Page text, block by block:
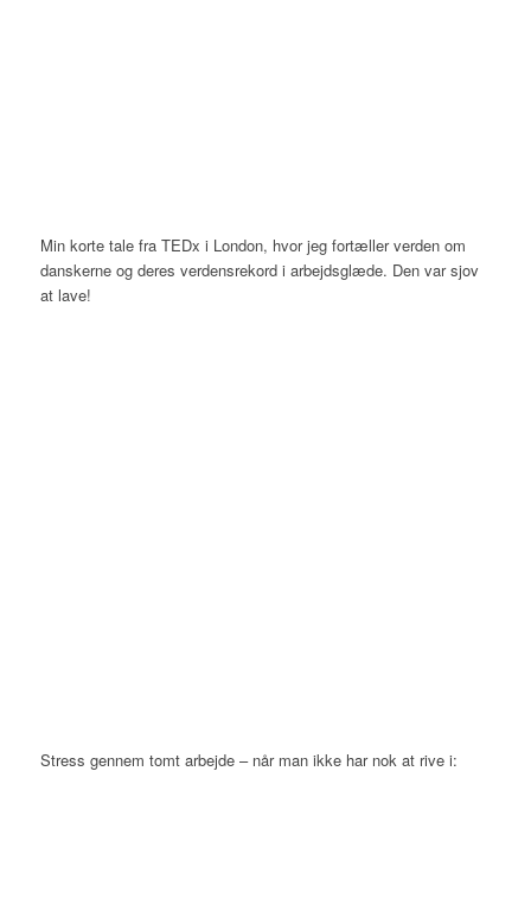
Min korte tale fra TEDx i London, hvor jeg fortæller verden om
danskerne og deres verdensrekord i arbejdsglæde. Den var sjov
at lave!
Stress gennem tomt arbejde – når man ikke har nok at rive i: